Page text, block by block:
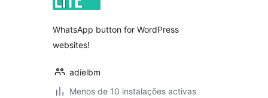
WhatsApp button for WordPress
websites!
adielbm
Menos de 10 instalações activas